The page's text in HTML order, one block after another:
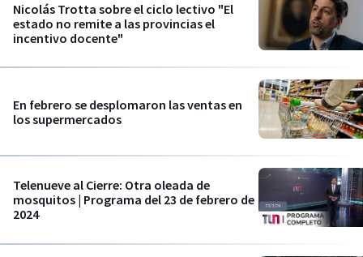
Nicolás Trotta sobre el ciclo lectivo "El
estado no remite a las provincias el
incentivo docente"
En febrero se desplomaron las ventas en
los supermercados
Telenueve al Cierre: Otra oleada de
mosquitos | Programa del 23 de febrero de
2024